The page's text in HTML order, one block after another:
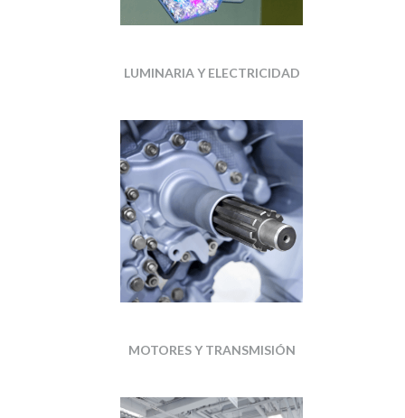
LUMINARIA Y ELECTRICIDAD
MOTORES Y TRANSMISIÓN